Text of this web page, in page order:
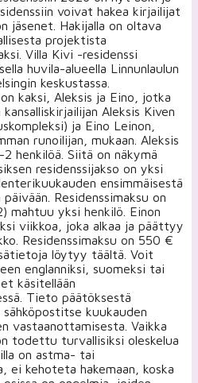
voivat hakea kirjailijat
jäsenet. Hakijalla on oltava
projektista
Villa Kivi -residenssi
huvila-alueella Linnunlaulun
keskustassa.
kaksi, Aleksis ja Eino, jotka
Aleksis Kiven
ja Eino Leinon,
runoilijan, mukaan. Aleksis
henkilöä. Siitä on näkymä
residenssijakso on yksi
ensimmäisestä
Residenssimaksu on
mahtuu yksi henkilö. Einon
viikkoa, joka alkaa ja päättyy
Residenssimaksu on 550 €
löytyy täältä. Voit
englanniksi, suomeksi tai
käsitellään
Tieto päätöksestä
kuukauden
vastaanottamisesta. Vaikka
todettu turvallisiksi oleskelua
on astma- tai
ei kehoteta hakemaan, koska